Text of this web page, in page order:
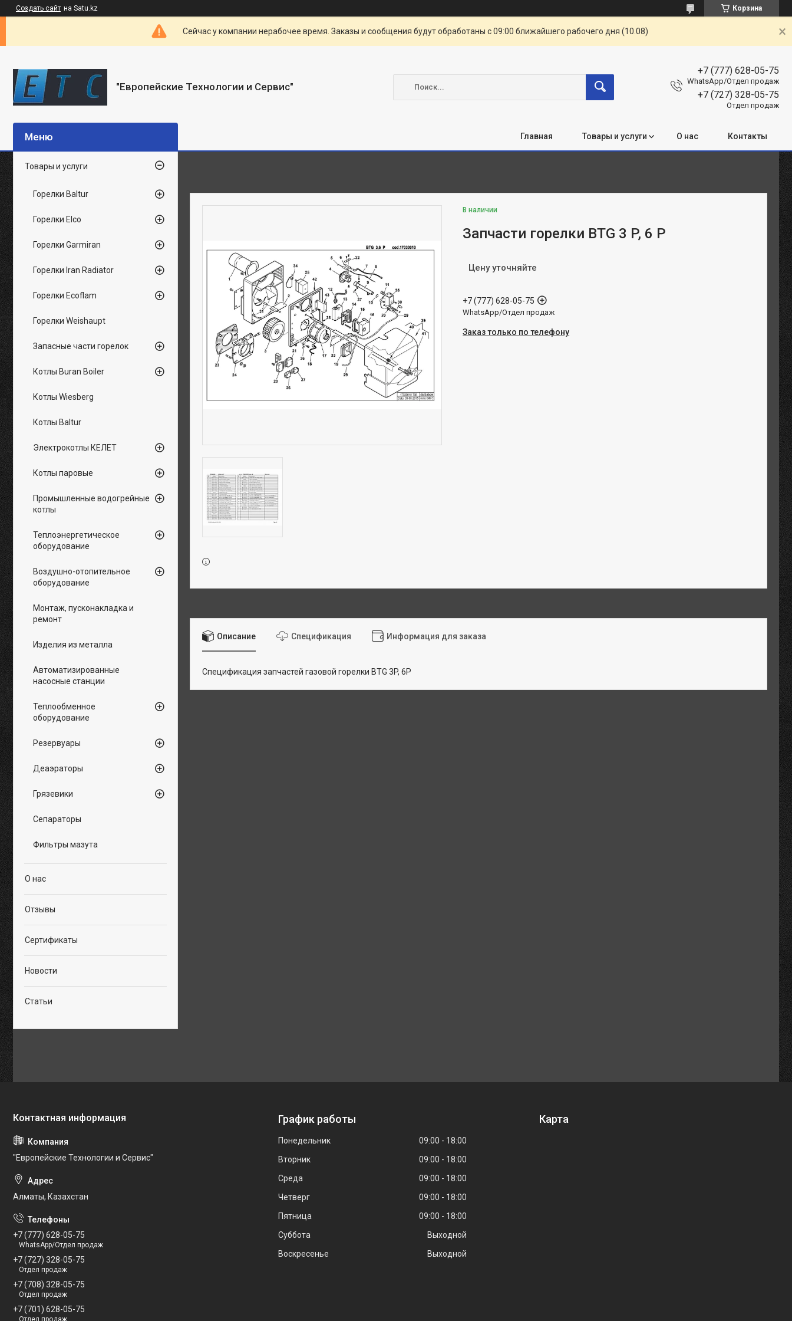
Создать сайт на Satu.kz Корзина
Сейчас у компании нерабочее время. Заказы и сообщения будут обработаны с 09:00 ближайшего рабочего дня (10.08)
"Европейские Технологии и Сервис"
+7 (777) 628-05-75
WhatsApp/Отдел продаж
+7 (727) 328-05-75
Отдел продаж
Главная Товары и услуги О нас Контакты
В наличии
Запчасти горелки BTG 3 P, 6 P
Цену уточняйте
+7 (777) 628-05-75
WhatsApp/Отдел продаж
Заказ только по телефону
Описание Спецификация Информация для заказа
Спецификация запчастей газовой горелки BTG 3P, 6P
Товары и услуги
Горелки Baltur
Горелки Elco
Горелки Garmiran
Горелки Iran Radiator
Горелки Ecoflam
Горелки Weishaupt
Запасные части горелок
Котлы Buran Boiler
Котлы Wiesberg
Котлы Baltur
Электрокотлы КЕЛЕТ
Котлы паровые
Промышленные водогрейные
котлы
Теплоэнергетическое
оборудование
Воздушно-отопительное
оборудование
Монтаж, пусконакладка и
ремонт
Изделия из металла
Автоматизированные
насосные станции
Теплообменное
оборудование
Резервуары
Деаэраторы
Грязевики
Сепараторы
Фильтры мазута
О нас
Отзывы
Сертификаты
Новости
Статьи
"Европейские Технологии и Сервис"
Алматы, Казахстан
+7 (777) 628-05-75
WhatsApp/Отдел продаж
+7 (727) 328-05-75
Отдел продаж
+7 (708) 328-05-75
Отдел продаж
+7 (701) 628-05-75
Отдел продаж
График работы
Понедельник 09:00
18:00
Вторник
09:00
18:00
Среда
09:00
18:00
Четверг
09:00
18:00
Пятница
09:00
18:00
Суббота
Выходной
Воскресенье
Выходной
Карта